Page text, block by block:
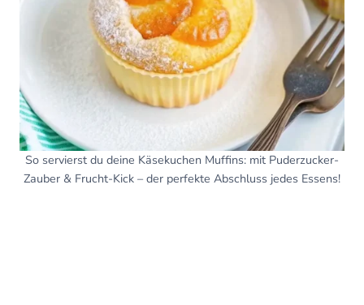
So servierst du deine Käsekuchen Muffins: mit Puderzucker-
Zauber & Frucht-Kick – der perfekte Abschluss jedes Essens!